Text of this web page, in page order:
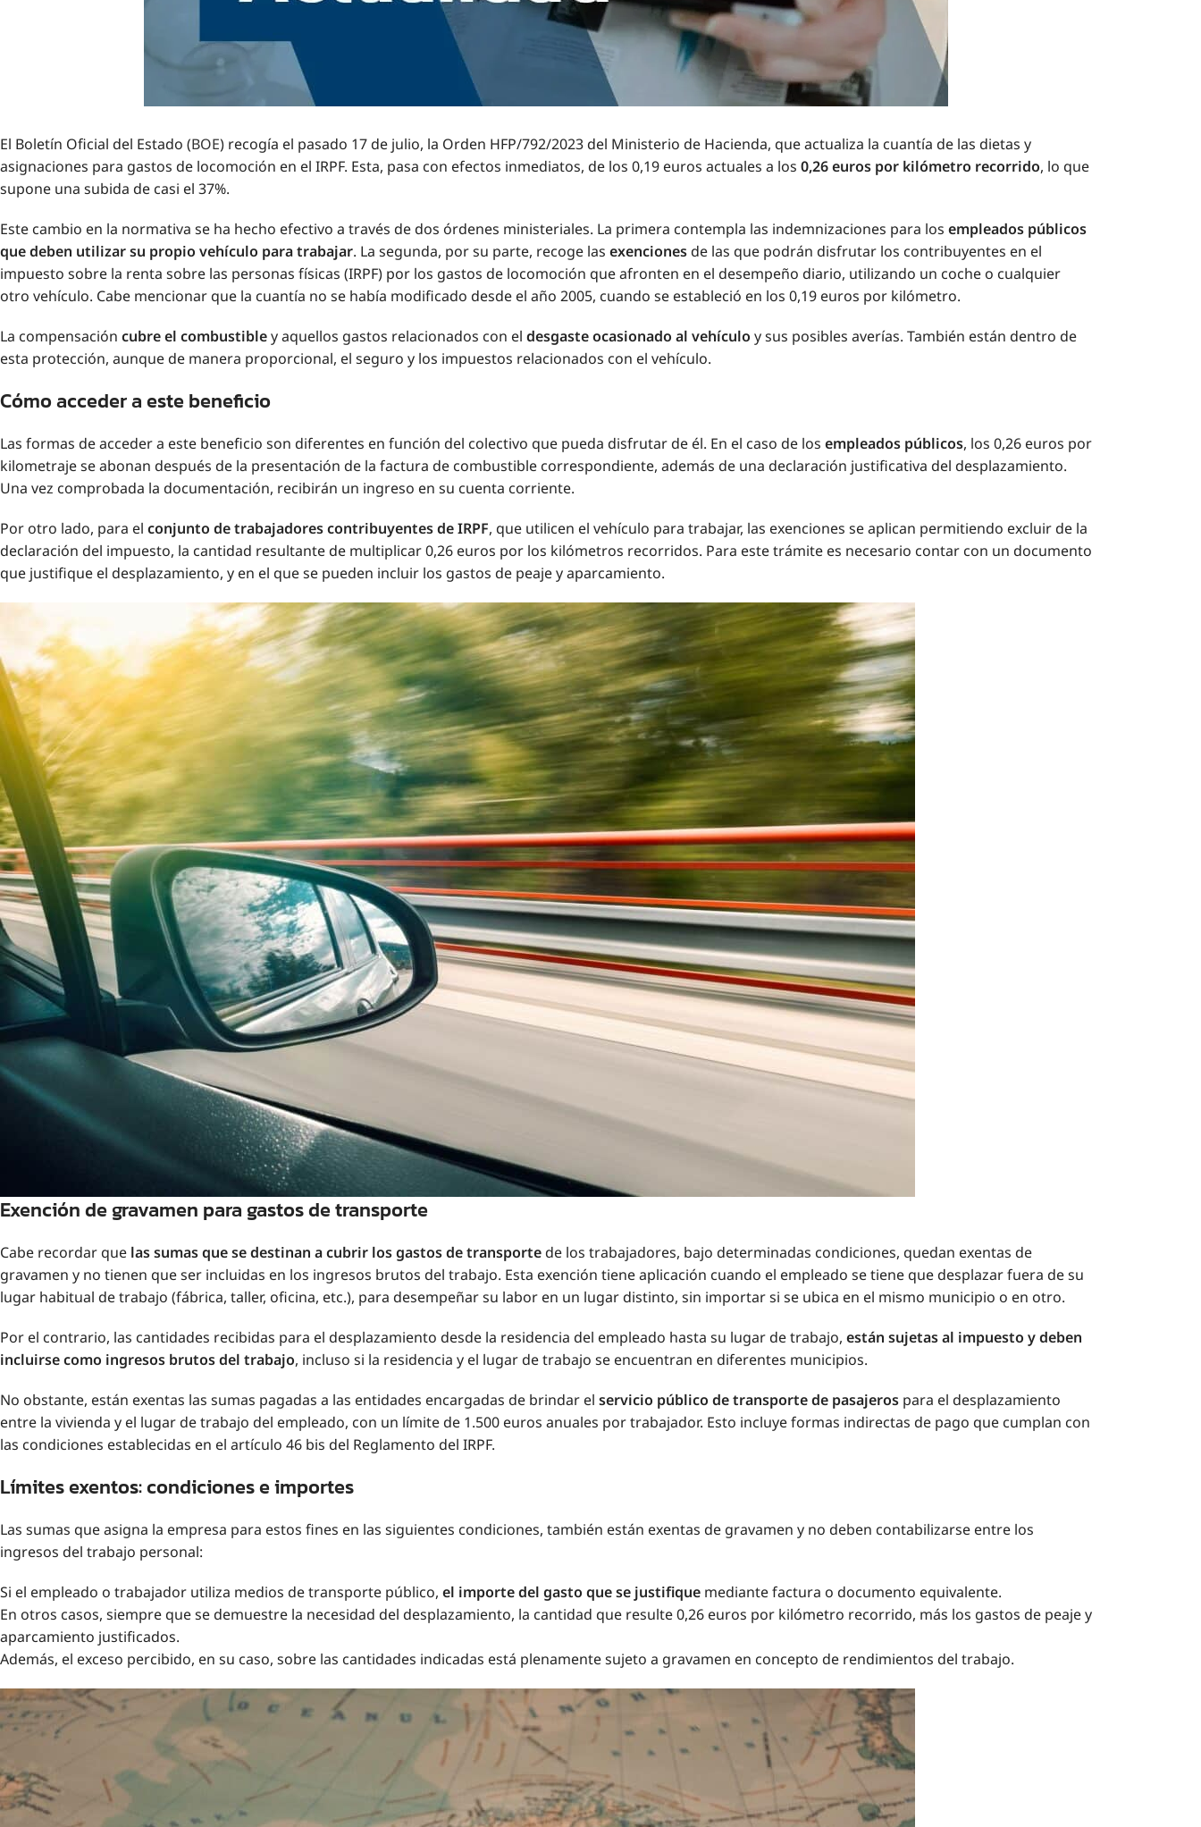
El Boletín Oficial del Estado (BOE) recogía el pasado 17 de julio, la Orden HFP/792/2023 del Ministerio de Hacienda, que actualiza la cuantía de las dietas y
asignaciones para gastos de locomoción en el IRPF. Esta, pasa con efectos inmediatos, de los 0,19 euros actuales a los 0,26 euros por kilómetro recorrido, lo que
supone una subida de casi el 37%.
Este cambio en la normativa se ha hecho efectivo a través de dos órdenes ministeriales. La primera contempla las indemnizaciones para los empleados públicos
que deben utilizar su propio vehículo para trabajar. La segunda, por su parte, recoge las exencionesde las que podrán disfrutar los contribuyentes en el
impuesto sobre la renta sobre las personas físicas (IRPF) por los gastos de locomoción que afronten en el desempeño diario, utilizando un coche o cualquier
otro vehículo. Cabe mencionar que la cuantía no se había modificado desde el año 2005, cuando se estableció en los 0,19 euros por kilómetro.
La compensación cubre el combustibley aquellos gastos relacionados con el desgaste ocasionado al vehículo y sus posibles averías. También están dentro de
esta protección, aunque de manera proporcional, el seguro y los impuestos relacionados con el vehículo.
Cómo acceder a este beneficio
Las formas de acceder a este beneficio son diferentes en función del colectivo que pueda disfrutar de él. En el caso de los empleados públicos, los 0,26 euros por
kilometraje se abonan después de la presentación de la factura de combustible correspondiente, además de una declaración justificativa del desplazamiento.
Una vez comprobada la documentación, recibirán un ingreso en su cuenta corriente.
Por otro lado, para el conjunto de trabajadores contribuyentes de IRPF, que utilicen el vehículo para trabajar, las exenciones se aplican permitiendo excluir de la
declaración del impuesto, la cantidad resultante de multiplicar 0,26 euros por los kilómetros recorridos. Para este trámite es necesario contar con un documento
que justifique el desplazamiento, y en el que se pueden incluir los gastos de peaje y aparcamiento.
Exención de gravamen para gastos de transporte
Cabe recordar que las sumas que se destinan a cubrir los gastos de transportede los trabajadores, bajo determinadas condiciones, quedan exentas de
gravamen y no tienen que ser incluidas en los ingresos brutos del trabajo. Esta exención tiene aplicación cuando el empleado se tiene que desplazar fuera de su
lugar habitual de trabajo (fábrica, taller, oficina, etc.), para desempeñar su labor en un lugar distinto, sin importar si se ubica en el mismo municipio o en otro.
Por el contrario, las cantidades recibidas para el desplazamiento desde la residencia del empleado hasta su lugar de trabajo, están sujetas al impuesto y deben
incluirse como ingresos brutos del trabajo, incluso si la residencia y el lugar de trabajo se encuentran en diferentes municipios.
No obstante, están exentas las sumas pagadas a las entidades encargadas de brindar el servicio público de transporte de pasajeros para el desplazamiento
entre la vivienda y el lugar de trabajo del empleado, con un límite de 1.500 euros anuales por trabajador. Esto incluye formas indirectas de pago que cumplan con
las condiciones establecidas en el artículo 46 bis del Reglamento del IRPF.
Límites exentos: condiciones e importes
Las sumas que asigna la empresa para estos fines en las siguientes condiciones, también están exentas de gravamen y no deben contabilizarse entre los
ingresos del trabajo personal:
Si el empleado o trabajador utiliza medios de transporte público, el importe del gasto que se justifique mediante factura o documento equivalente.
En otros casos, siempre que se demuestre la necesidad del desplazamiento, la cantidad que resulte 0,26 euros por kilómetro recorrido, más los gastos de peaje y
aparcamiento justificados.
Además, el exceso percibido, en su caso, sobre las cantidades indicadas está plenamente sujeto a gravamen en concepto de rendimientos del trabajo.